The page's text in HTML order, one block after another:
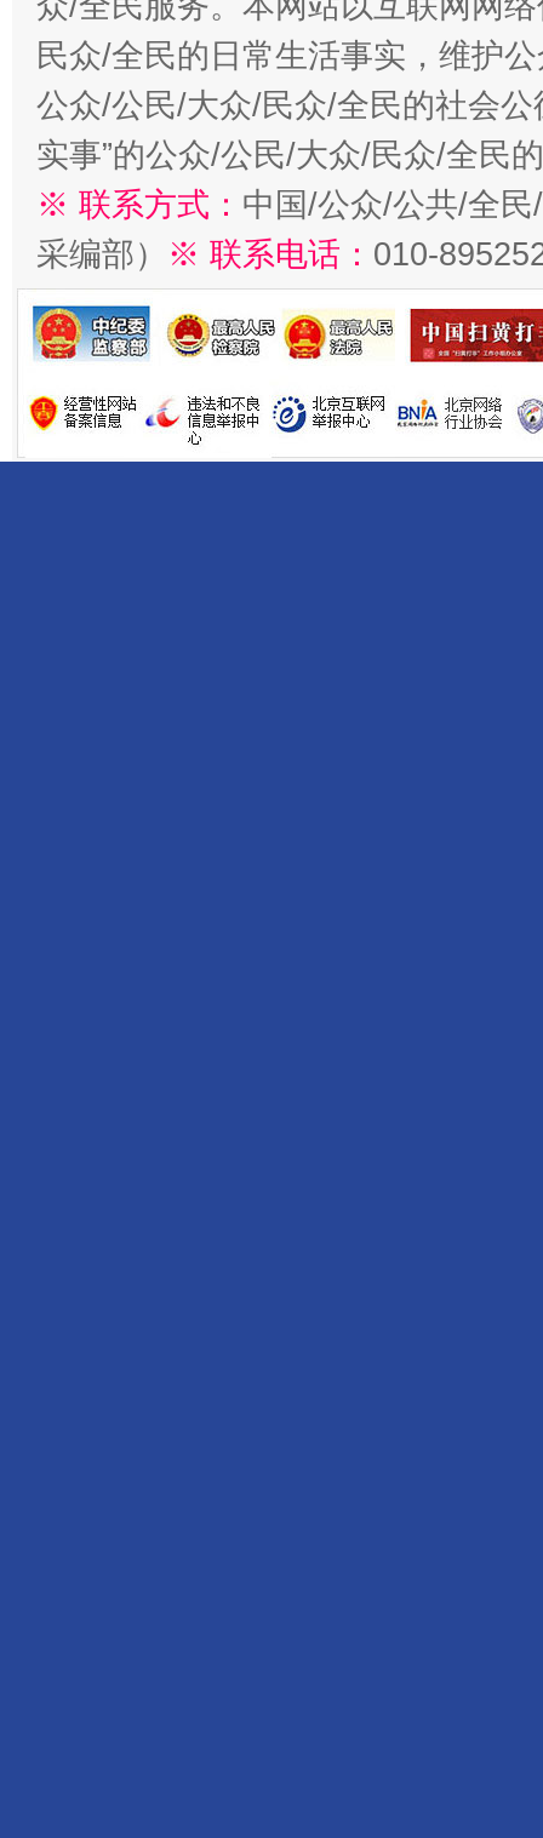
民众/全民的日常生活事实，维护
公众/公民/大众/民众/全民的社会公
实事”的公众/公民/大众/民众/全民
※ 联系方式： 中国/公众/公共/全
采编部） ※ 联系电话： 010-